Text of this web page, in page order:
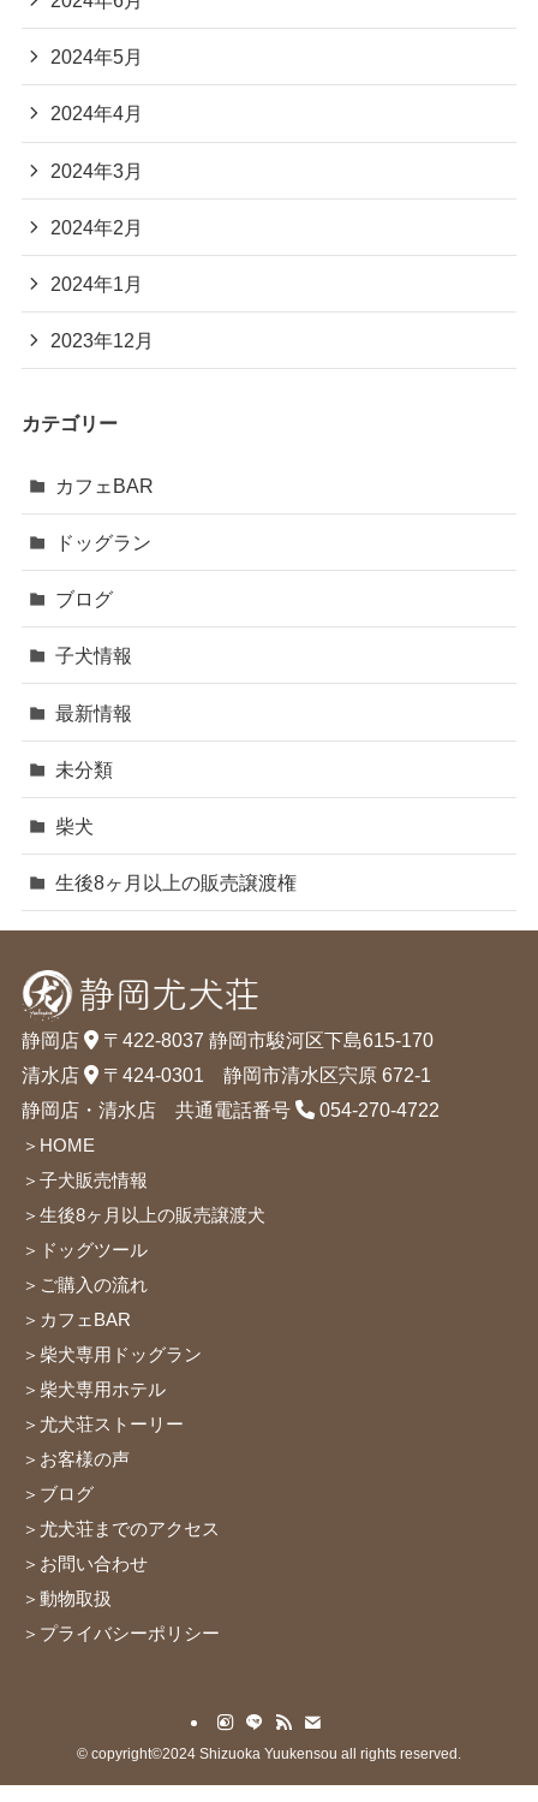
2024年5月
2024年4月
2024年3月
2024年2月
2024年1月
2023年12月
カテゴリー
カフェBAR
ドッグラン
ブログ
子犬情報
最新情報
未分類
柴犬
生後8ヶ月以上の販売譲渡権
静岡店
〒422-8037 静岡市駿河区下島615-170
清水店
〒424-0301 静岡市清水区宍原 672-1
静岡店・清水店 共通電話番号
054-270-4722
＞HOME
＞子犬販売情報
＞生後8ヶ月以上の販売譲渡犬
＞ドッグツール
＞ご購入の流れ
＞カフェBAR
＞柴犬専用ドッグラン
＞柴犬専用ホテル
＞尤犬荘ストーリー
＞お客様の声
＞ブログ
＞尤犬荘までのアクセス
＞お問い合わせ
＞動物取扱
＞プライバシーポリシー
© copyright©2024 Shizuoka Yuukensou all rights reserved.